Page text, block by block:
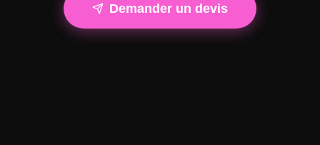
Demander un devis